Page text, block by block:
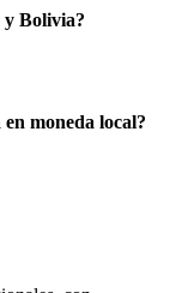
y Bolivia?
moneda local?